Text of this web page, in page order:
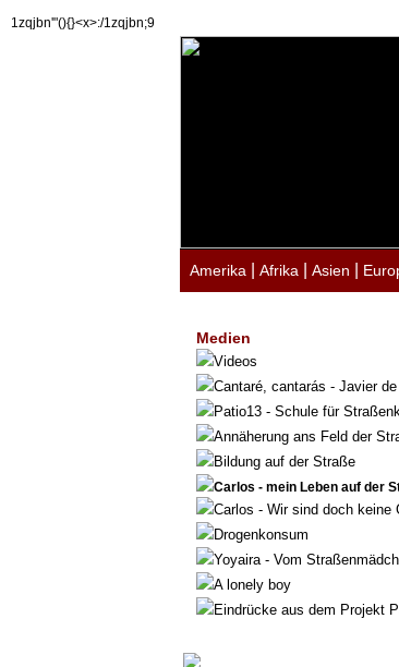
1zqjbn'"(){}<x>:/1zqjbn;9
Amerika Afrika Asien
Medien
Videos
Cantaré, cantarás - Javier
Patio13 - Schule für
Annäherung ans Feld der
Bildung auf der Straße
Carlos - mein Leben auf der
Carlos - Wir sind doch keine
Drogenkonsum
Yoyaira - Vom
A lonely boy
Eindrücke aus dem Projekt